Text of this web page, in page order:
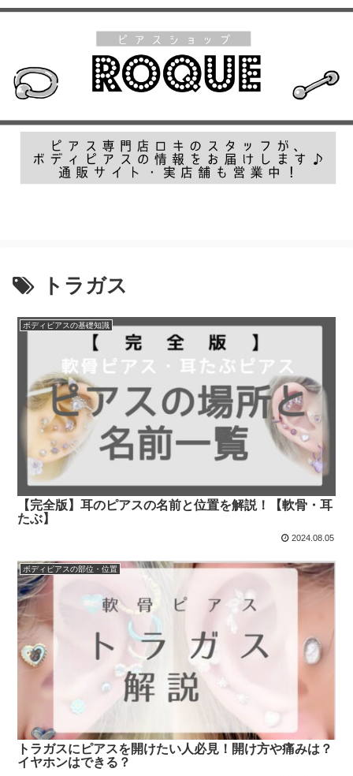
トラガス
ボディピアスの基礎知識
【完全版】耳のピアスの名前と位置を解説！【軟骨・耳
たぶ】
2024.08.05
ボディピアスの部位・位置
トラガスにピアスを開けたい人必見！開け方や痛みは？
イヤホンはできる？